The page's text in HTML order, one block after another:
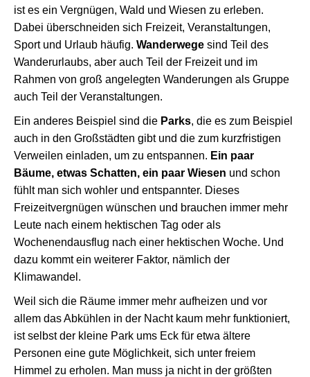
ist es ein Vergnügen, Wald und Wiesen zu erleben.
Dabei überschneiden sich Freizeit, Veranstaltungen,
Sport und Urlaub häufig. Wanderwege sind Teil des
Wanderurlaubs, aber auch Teil der Freizeit und im
Rahmen von groß angelegten Wanderungen als Gruppe
auch Teil der Veranstaltungen.
Ein anderes Beispiel sind die Parks, die es zum Beispiel
auch in den Großstädten gibt und die zum kurzfristigen
Verweilen einladen, um zu entspannen. Ein paar
Bäume, etwas Schatten, ein paar Wiesen und schon
fühlt man sich wohler und entspannter. Dieses
Freizeitvergnügen wünschen und brauchen immer mehr
Leute nach einem hektischen Tag oder als
Wochenendausflug nach einer hektischen Woche. Und
dazu kommt ein weiterer Faktor, nämlich der
Klimawandel.
Weil sich die Räume immer mehr aufheizen und vor
allem das Abkühlen in der Nacht kaum mehr funktioniert,
ist selbst der kleine Park ums Eck für etwa ältere
Personen eine gute Möglichkeit, sich unter freiem
Himmel zu erholen. Man muss ja nicht in der größten